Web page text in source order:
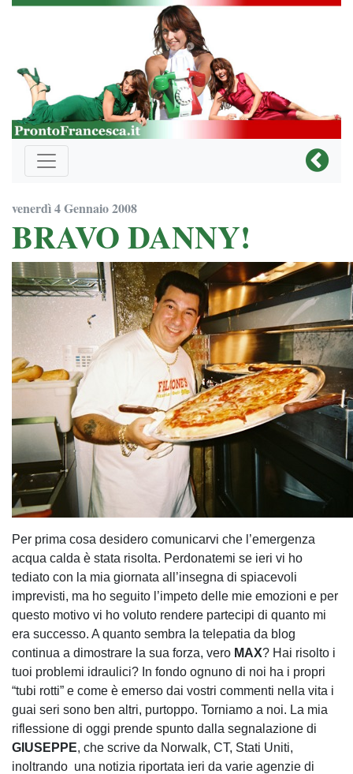
venerdì 4 Gennaio 2008
BRAVO DANNY!
Per prima cosa desidero comunicarvi che l’emergenza
acqua calda è stata risolta. Perdonatemi se ieri vi ho
tediato con la mia giornata all’insegna di spiacevoli
imprevisti, ma ho seguito l’impeto delle mie emozioni e per
questo motivo vi ho voluto rendere partecipi di quanto mi
era successo. A quanto sembra la telepatia da blog
continua a dimostrare la sua forza, vero MAX? Hai risolto i
tuoi problemi idraulici? In fondo ognuno di noi ha i propri
“tubi rotti” e come è emerso dai vostri commenti nella vita i
guai seri sono ben altri, purtoppo. Torniamo a noi. La mia
riflessione di oggi prende spunto dalla segnalazione di
GIUSEPPE, che scrive da Norwalk, CT, Stati Uniti,
inoltrando una notizia riportata ieri da varie agenzie di